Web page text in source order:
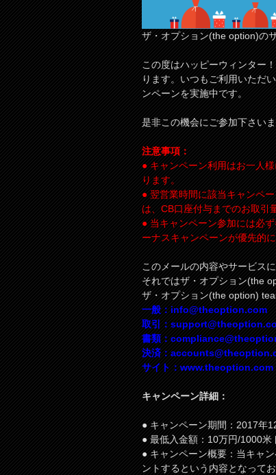
ザ・オプション(the option)の
この度はハッピーウィンター
ります。いつもご利用いただ
ンペーンを実施中です。
是非この機会にご参加下さい
注意事項：
● キャンペーン利用はお一人
ります。
● 翌営業時間に該当キャンペ
は、CB口座付与までのお取引
● 当キャンペーン参加には必
ーナスキャンペーンが優先的
このメールの内容やサービス
それではザ・オプション(the
ザ・オプション(the option)
一般：info@theoption.com
取引：
書類：
決済：
サイト：www.theoption.com
キャンペーン詳細：
● キャンペーン期間：2017年
● 最低入金額：10万円/1000米
● キャンペーン概要：当キャ
ントするという内容となって